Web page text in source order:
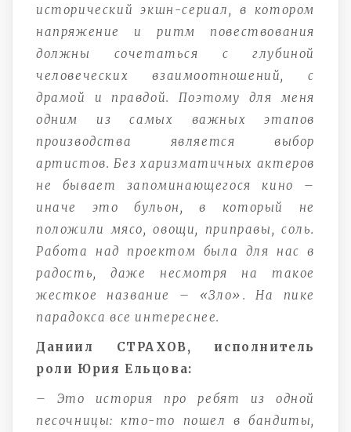
исторический экшн-сериал, в котором
напряжение и ритм повествования
должны сочетаться с глубиной
человеческих взаимоотношений, с
драмой и правдой. Поэтому для меня
одним из самых важных этапов
производства является выбор
артистов. Без харизматичных актеров
не бывает запоминающегося кино –
иначе это бульон, в который не
положили мясо, овощи, приправы, соль.
Работа над проектом была для нас в
радость, даже несмотря на такое
жесткое название – «Зло». На пике
парадокса все интереснее.
Даниил СТРАХОВ, исполнитель
роли Юрия Ельцова:
– Это история про ребят из одной
песочницы: кто-то пошел в бандиты,